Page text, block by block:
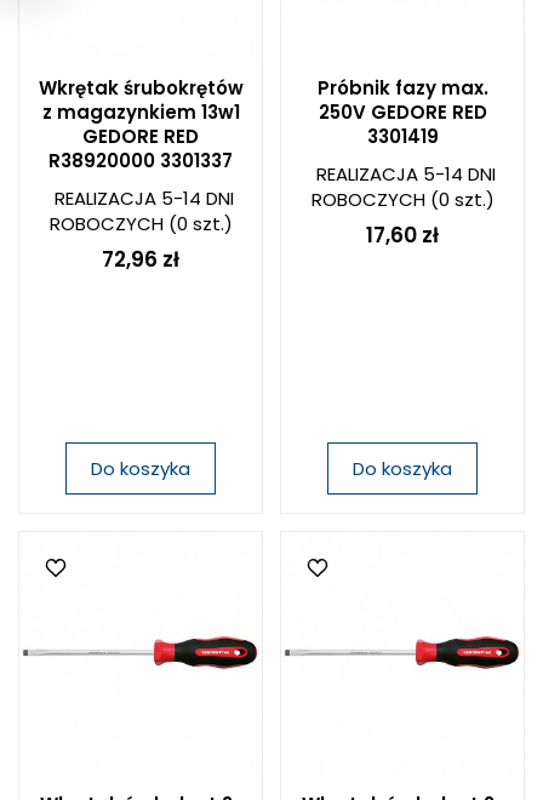
Wkrętak śrubokrętów
z magazynkiem 13w1
GEDORE RED
R38920000 3301337
REALIZACJA 5-14 DNI
ROBOCZYCH(0 szt.)
72,96 zł
Do koszyka
Próbnik fazy max.
250V GEDORE RED
3301419
REALIZACJA 5-14 DNI
ROBOCZYCH(0 szt.)
17,60 zł
Do koszyka